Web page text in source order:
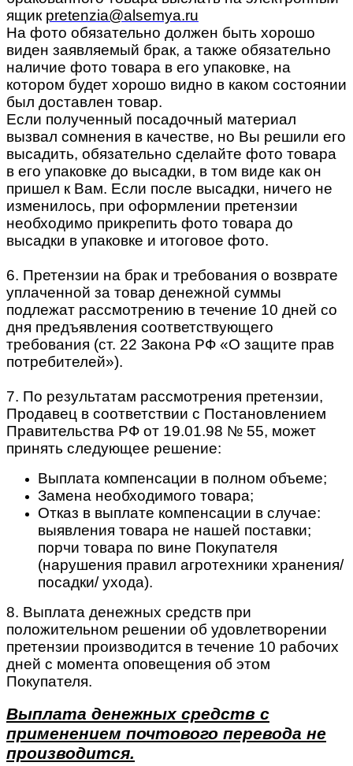
ящик pretenzia@alsemya.ru
На фото обязательно должен быть хорошо
виден заявляемый брак, а также обязательно
наличие фото товара в его упаковке, на
котором будет хорошо видно в каком состоянии
был доставлен товар.
Если полученный посадочный материал
вызвал сомнения в качестве, но Вы решили его
высадить, обязательно сделайте фото товара
в его упаковке до высадки, в том виде как он
пришел к Вам. Если после высадки, ничего не
изменилось, при оформлении претензии
необходимо прикрепить фото товара до
высадки в упаковке и итоговое фото.
6. Претензии на брак и требования о возврате
уплаченной за товар денежной суммы
подлежат рассмотрению в течение 10 дней со
дня предъявления соответствующего
требования (ст. 22 Закона РФ «О защите прав
потребителей»).
7. По результатам рассмотрения претензии,
Продавец в соответствии с Постановлением
Правительства РФ от 19.01.98 № 55, может
принять следующее решение:
Выплата компенсации в полном объеме;
Замена необходимого товара;
Отказ в выплате компенсации в случае:
выявления товара не нашей поставки;
порчи товара по вине Покупателя
(нарушения правил агротехники хранения/
посадки/ ухода).
8. Выплата денежных средств при
положительном решении об удовлетворении
претензии производится в течение 10 рабочих
дней с момента оповещения об этом
Покупателя.
Выплата денежных средств с
применением почтового перевода не
производится.